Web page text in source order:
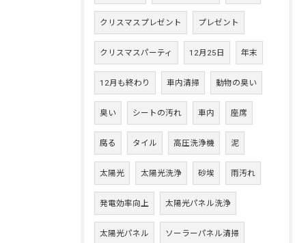
クリスマスプレゼント プレゼント
クリスマスパーティ 12月25日 年末
12月も終わり 車内清掃 動物の臭い
臭い シートの汚れ 車内 座席
腐る タイル 高圧洗浄機 泥
太陽光 太陽光洗浄 砂埃 雨汚れ
発電効率向上 太陽光パネル洗浄
太陽光パネル ソーラーパネル清掃